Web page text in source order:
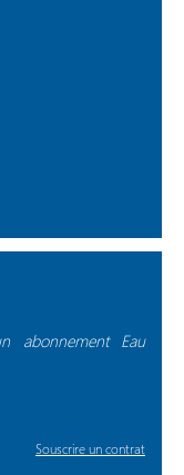
abonnement Eau
Souscrire un contrat